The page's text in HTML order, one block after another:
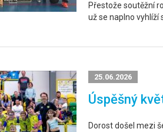
Přestože soutěžní
už se naplno vyhlíží
25.06.2026
Úspěšný
Dorost došel mezi